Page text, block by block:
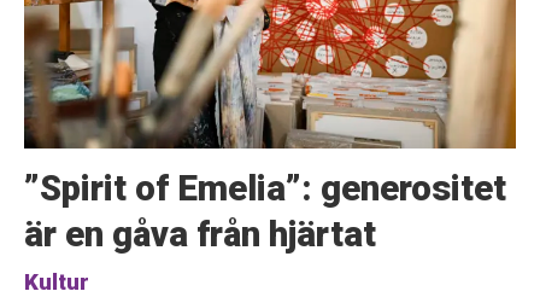
”Spirit of Emelia”: generositet
är en gåva från hjärtat
Kultur